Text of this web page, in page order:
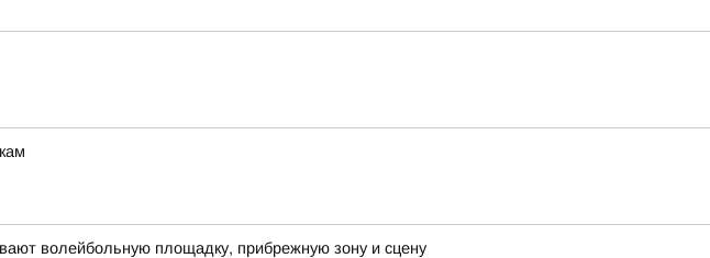
волейбольную площадку, прибрежную зону и сцену